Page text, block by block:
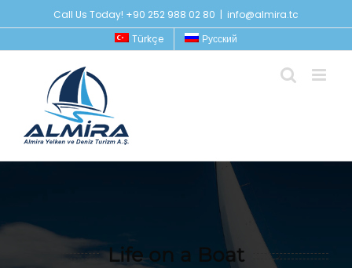
to
Call Us Today! +90 252 988 02 80 | info@almira.tc
Türkçe
Русский
Life on a Boat